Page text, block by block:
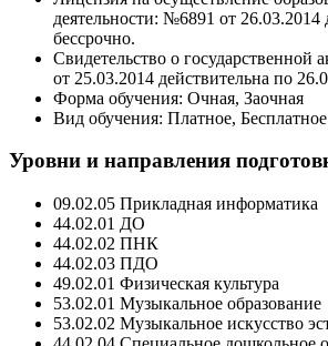
деятельности: №6891 от 26.03.2014
бессрочно.
Свидетельство о государственной
от 25.03.2014 действительна по
Форма обучения: Очная, Заочная
Вид обучения: Платное, Бесплатное
Уровни и направления
09.02.05 Прикладная информатика
44.02.01 ДО
44.02.02 ПНК
44.02.03 ПДО
49.02.01 Физическая культура
53.02.01 Музыкальное образование
53.02.02 Музыкальное искусство